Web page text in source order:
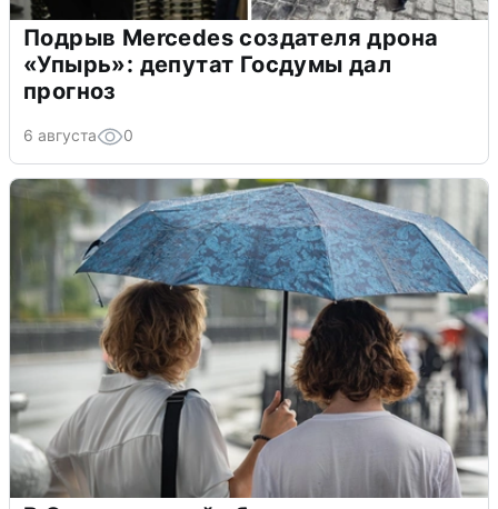
Подрыв Mercedes создателя дрона
«Упырь»: депутат Госдумы дал
прогноз
6 августа 0